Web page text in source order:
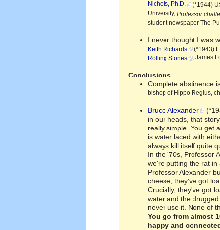
Nichols, Ph.D.
(*1944)
University,Professor
student newspaper The
I never thought I was
Keith Richards
(*1943)
Rolling Stones
, James
Conclusions
Complete abstinence
bishop of Hippo Regius,
Bruce Alexander
in our heads, that
really simple. You get
is water laced with
always kill itself quite
In the '70s, Professor
we're putting the rat in
Professor Alexander
cheese, they've got
Crucially, they've got
water and the
never use it. None of
You go from almost
happy and